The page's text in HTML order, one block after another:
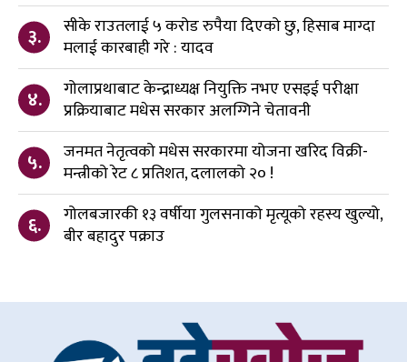
३.
सीके राउतलाई ५ करोड रुपैया दिएको छु, हिसाब माग्दा
मलाई कारबाही गरे : यादव
४.
गोलाप्रथाबाट केन्द्राध्यक्ष नियुक्ति नभए एसइई परीक्षा
प्रक्रियाबाट मधेस सरकार अलग्गिने चेतावनी
५.
जनमत नेतृत्वको मधेस सरकारमा योजना खरिद विक्री-
मन्त्रीको रेट ८ प्रतिशत, दलालको २० !
६.
गोलबजारकी १३ वर्षीया गुलसनाको मृत्यूको रहस्य खुल्यो,
बीर बहादुर पक्राउ